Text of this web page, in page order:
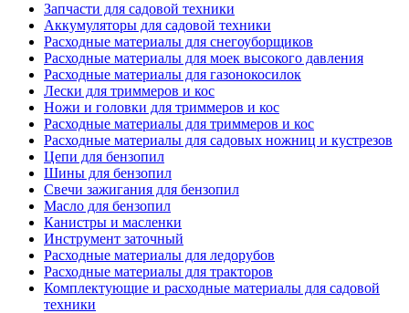
Запчасти для садовой техники
Аккумуляторы для садовой техники
Расходные материалы для снегоуборщиков
Расходные материалы для моек высокого давления
Расходные материалы для газонокосилок
Лески для триммеров и кос
Ножи и головки для триммеров и кос
Расходные материалы для триммеров и кос
Расходные материалы для садовых ножниц и кустрезов
Цепи для бензопил
Шины для бензопил
Свечи зажигания для бензопил
Масло для бензопил
Канистры и масленки
Инструмент заточный
Расходные материалы для ледорубов
Расходные материалы для тракторов
Комплектующие и расходные материалы для садовой
техники